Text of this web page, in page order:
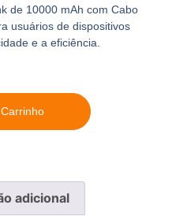
de 10000 mAh com Cabo
usuários de dispositivos
e a eficiência.
adicional